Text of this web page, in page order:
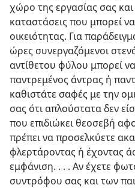
χώρο της εργασίας σας
καταστάσεις που μπορεί
οικειότητας. Για
ώρες συνεργαζόμενοι
αντίθετου φύλου μπορεί
παντρεμένος άντρας ή
καθιστάτε σαφές με την
σας ότι απλούστατα δεν
που επιδιώκει θεοσεβή
πρέπει να προσελκύετε
φλερτάροντας ή έχοντας
εμφάνιση. . . . Αν έχετε
συντρόφου σας και των